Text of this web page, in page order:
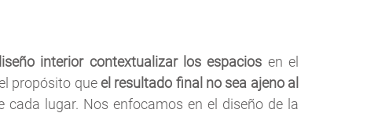
interior contextualizar los espacios en el
propósito que el resultado final no sea ajeno al
cada lugar. Nos enfocamos en el diseño de la